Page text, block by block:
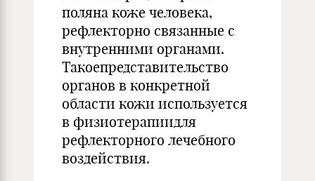
поляна коже человека,
рефлекторно связанные с
внутренними органами.
Такоепредставительство
органов в конкретной
области кожи используется
в физиотерапиидля
рефлекторного лечебного
воздействия.